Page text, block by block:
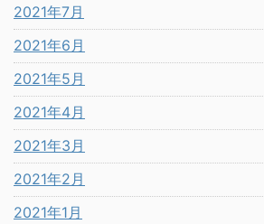
2021年7月
2021年6月
2021年5月
2021年4月
2021年3月
2021年2月
2021年1月